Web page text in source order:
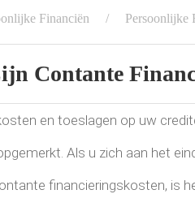
Financiën Persoonlijke
Contante
en toeslagen op uw
Als u zich aan het
financieringskosten, is